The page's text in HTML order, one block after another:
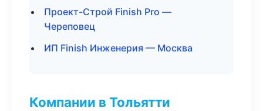
Проект-Строй Finish Pro —
Череповец
ИП Finish Инженерия — Москва
Компании в Тольятти